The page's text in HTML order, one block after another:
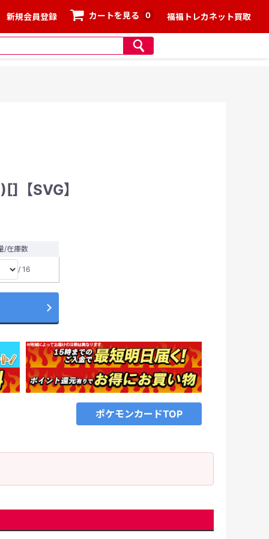
新規会員登録 カートを見る 0 福福トレカネット買取
【SVG】
/在庫数
/ 16
ポケモンカードTOP